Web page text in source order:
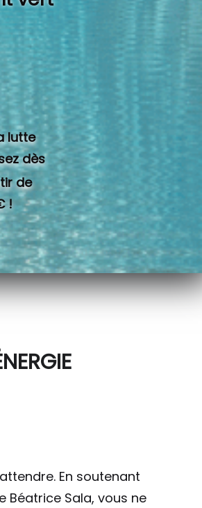
lutte
dès
de
!
En soutenant
Béatrice Sala, vous ne